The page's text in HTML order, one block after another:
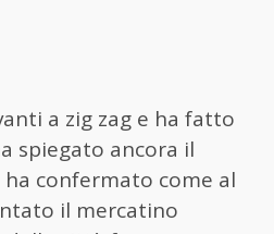
a zig zag e ha fatto
spiegato ancora il
confermato come al
il mercatino